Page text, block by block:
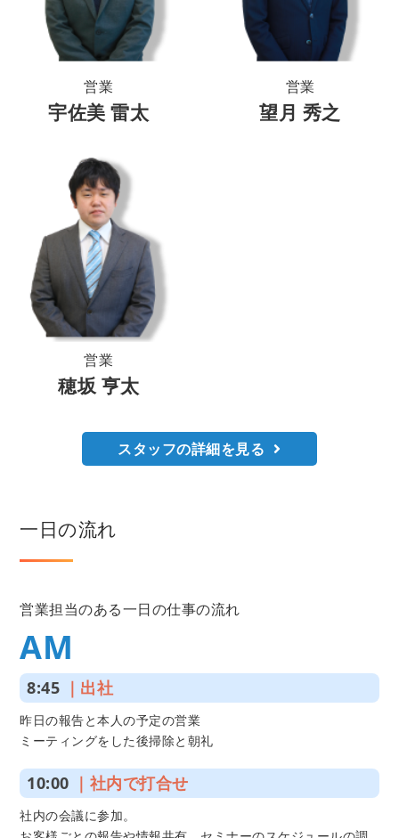
営業
宇佐美 雷太
営業
望月 秀之
営業
穂坂 亨太
スタッフの詳細を見る
一日の流れ
営業担当のある一日の仕事の流れ
AM
8:45 ｜出社
昨日の報告と本人の予定の営業
ミーティングをした後掃除と朝礼
10:00 ｜社内で打合せ
社内の会議に参加。